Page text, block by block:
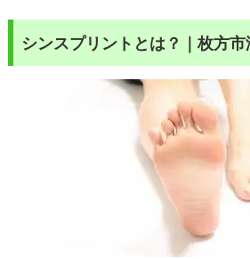
シンスプリントとは？｜枚方